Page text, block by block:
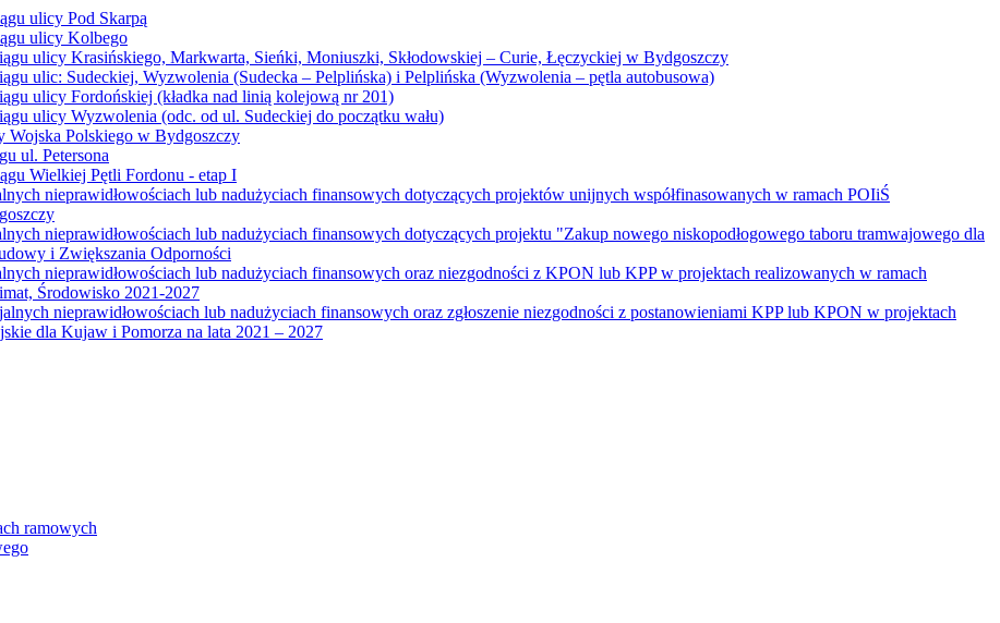
ulicy Pod Skarpą
ulicy Kolbego
ulicy Krasińskiego, Markwarta, Sieńki, Moniuszki, Skłodowskiej – Curie, Łęczyckiej w Bydgoszczy
ulic: Sudeckiej, Wyzwolenia (Sudecka – Pelplińska) i Pelplińska (Wyzwolenia – pętla autobusowa)
ulicy Fordońskiej (kładka nad linią kolejową nr 201)
ulicy Wyzwolenia (odc. od ul. Sudeckiej do początku wału)
Polskiego w Bydgoszczy
ul. Petersona
Wielkiej Pętli Fordonu - etap I
nieprawidłowościach lub nadużyciach finansowych dotyczących projektów unijnych współfinasowanych w ramach POIiŚ
nieprawidłowościach lub nadużyciach finansowych dotyczących projektu "Zakup nowego niskopodłogowego taboru tramwajowego dla
i Zwiększania Odporności
nieprawidłowościach lub nadużyciach finansowych oraz niezgodności z KPON lub KPP w projektach realizowanych w ramach
Środowisko 2021-2027
nieprawidłowościach lub nadużyciach finansowych oraz zgłoszenie niezgodności z postanowieniami KPP lub KPON w projektach
dla Kujaw i Pomorza na lata 2021 – 2027
ramowych